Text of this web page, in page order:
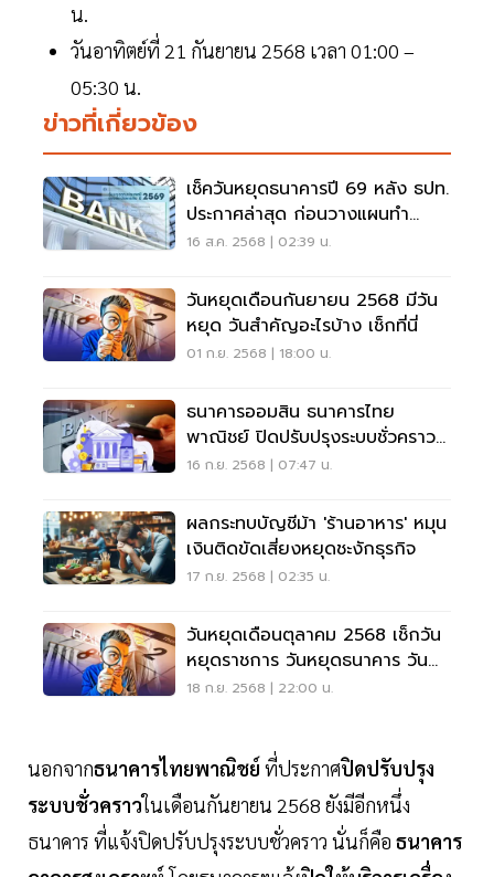
น.
วันอาทิตย์ที่ 21 กันยายน 2568 เวลา 01:00 –
05:30 น.
ข่าวที่เกี่ยวข้อง
เช็ควันหยุดธนาคารปี 69 หลัง ธปท.
ประกาศล่าสุด ก่อนวางแผนทำ
ธุรกรรม
16 ส.ค. 2568 | 02:39 น.
วันหยุดเดือนกันยายน 2568 มีวัน
หยุด วันสำคัญอะไรบ้าง เช็กที่นี่
01 ก.ย. 2568 | 18:00 น.
ธนาคารออมสิน ธนาคารไทย
พาณิชย์ ปิดปรับปรุงระบบชั่วคราว
เดือนก.ย.68
16 ก.ย. 2568 | 07:47 น.
ผลกระทบบัญชีม้า 'ร้านอาหาร' หมุน
เงินติดขัดเสี่ยงหยุดชะงักธุรกิจ
17 ก.ย. 2568 | 02:35 น.
วันหยุดเดือนตุลาคม 2568 เช็กวัน
หยุดราชการ วันหยุดธนาคาร วัน
หยุดยาว
18 ก.ย. 2568 | 22:00 น.
นอกจากธนาคารไทยพาณิชย์ ที่ประกาศปิดปรับปรุง
ระบบชั่วคราวในเดือนกันยายน 2568 ยังมีอีกหนึ่ง
ธนาคาร ที่แจ้งปิดปรับปรุงระบบชั่วคราว นั่นก็คือ ธนาคาร